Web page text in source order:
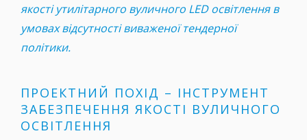
якості утилітарного вуличного LED освітлення в
умовах відсутності виваженої тендерної
політики.
ПРОЕКТНИЙ ПОХІД – ІНСТРУМЕНТ
ЗАБЕЗПЕЧЕННЯ ЯКОСТІ ВУЛИЧНОГО
ОСВІТЛЕННЯ